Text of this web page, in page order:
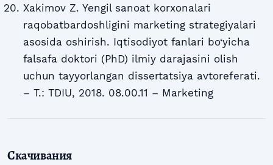
Xakimov Z. Yengil sanoat korxonalari
raqobatbardoshligini marketing strategiyalari
asosida oshirish. Iqtisodiyot fanlari bo‘yicha
falsafa doktori (PhD) ilmiy darajasini olish
uchun tayyorlangan dissertatsiya avtoreferati.
– T.: TDIU, 2018. 08.00.11 – Marketing
Скачивания